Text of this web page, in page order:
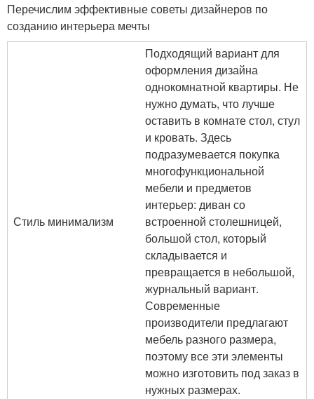
Перечислим эффективные советы дизайнеров по
созданию интерьера мечты
Стиль минимализм
Подходящий вариант для
оформления дизайна
однокомнатной квартиры. Не
нужно думать, что лучше
оставить в комнате стол, стул
и кровать. Здесь
подразумевается покупка
многофункциональной
мебели и предметов
интерьер: диван со
встроенной столешницей,
большой стол, который
складывается и
превращается в небольшой,
журнальный вариант.
Современные
производители предлагают
мебель разного размера,
поэтому все эти элементы
можно изготовить под заказ в
нужных размерах.